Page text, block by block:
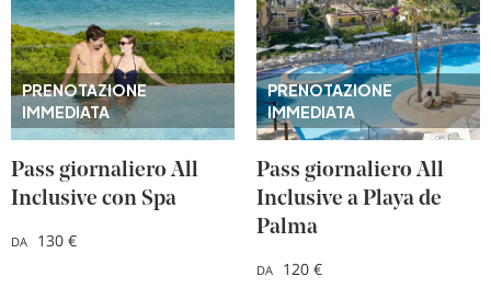
PRENOTAZIONE
IMMEDIATA
Pass giornaliero All
Inclusive con Spa
DA 130 €
PRENOTAZIONE
IMMEDIATA
Pass giornaliero All
Inclusive a Playa de
Palma
DA
120 €